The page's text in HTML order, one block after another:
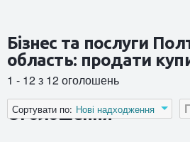
Бiзнес та послуги
область: продати
1 - 12 з 12 оголошень
Сортувати по: Нові надходження
Оголошення